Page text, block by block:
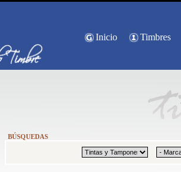
Inicio Timbres
BÚSQUEDAS